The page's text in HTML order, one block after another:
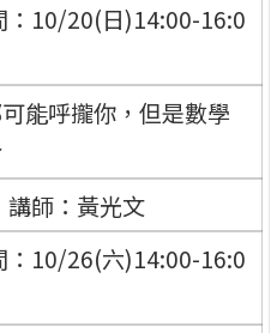
：10/20(日)14:00-16:0
能呼攏你，但是數學
講師：黃光文
：10/26(六)14:00-16:0